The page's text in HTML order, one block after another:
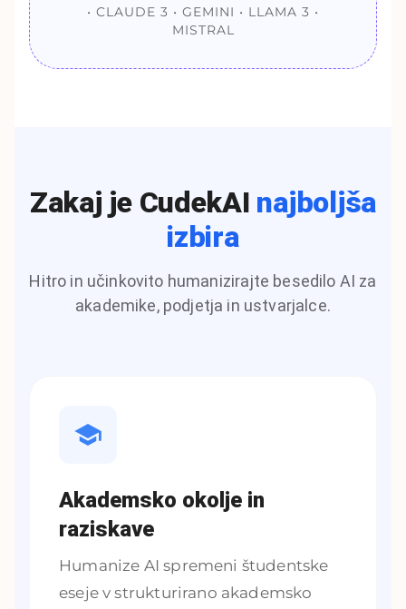
• CLAUDE 3 • GEMINI • LLAMA 3 •
MISTRAL
Zakaj je CudekAI najboljša
izbira
Hitro in učinkovito humanizirajte besedilo AI za
akademike, podjetja in ustvarjalce.
Akademsko okolje in
raziskave
Humanize AI spremeni študentske
eseje v strukturirano akademsko